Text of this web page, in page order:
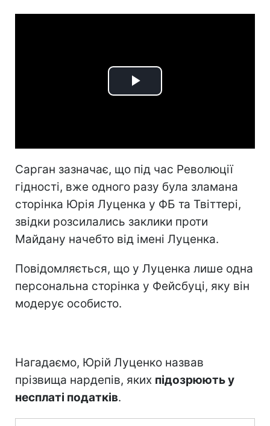
Play
Сарган зазначає, що під час Революції
гідності, вже одного разу була зламана
сторінка Юрія Луценка у ФБ та Твіттері,
звідки розсилались заклики проти
Майдану начебто від імені Луценка.
Повідомляється, що у Луценка лише одна
персональна сторінка у Фейсбуці, яку він
модерує особисто.
Нагадаємо, Юрій Луценко назвав
прізвища нардепів, яких підозрюють у
несплаті податків.